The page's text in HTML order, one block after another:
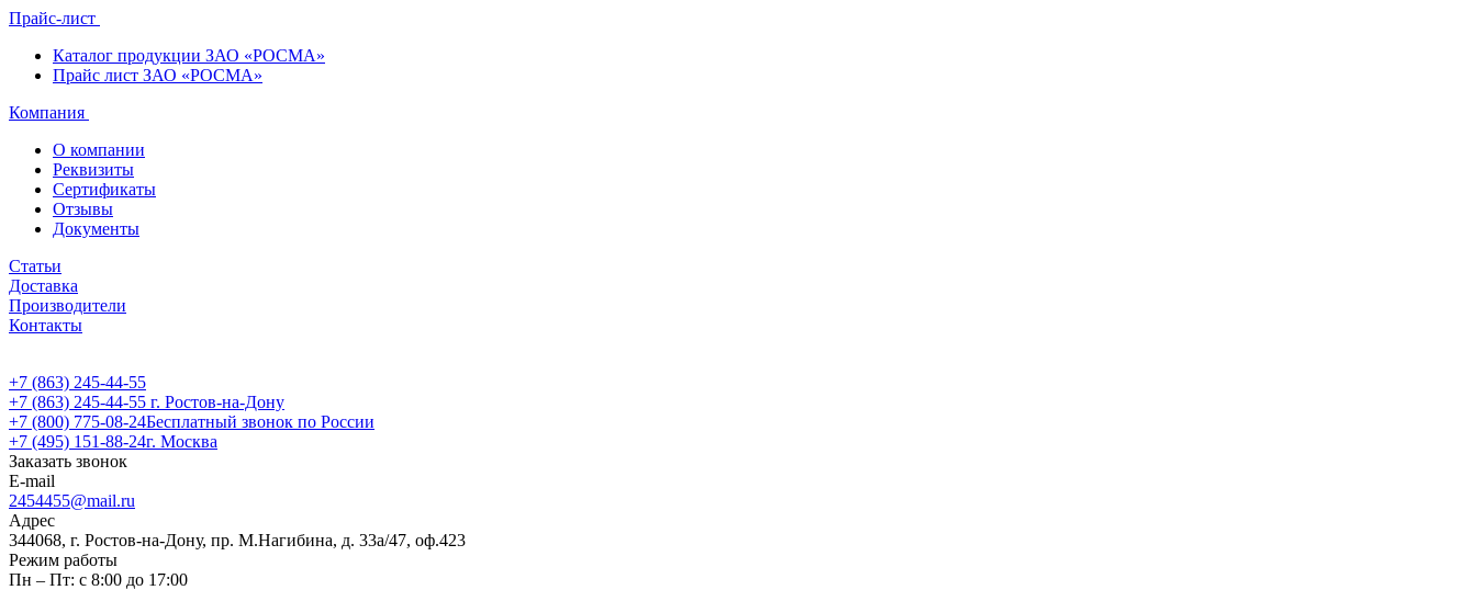
Прайс-лист
Каталог продукции ЗАО «РОСМА»
Прайс лист ЗАО «РОСМА»
Компания
О компании
Реквизиты
Сертификаты
Отзывы
Документы
Статьи
Доставка
Производители
Контакты
+7 (863) 245-44-55
+7 (863) 245-44-55 г. Ростов-на-Дону
+7 (800) 775-08-24Бесплатный звонок по России
+7 (495) 151-88-24г. Москва
Заказать звонок
E-mail
2454455@mail.ru
Адрес
344068, г. Ростов-на-Дону, пр. М.Нагибина, д. 33а/47, оф.423
Режим работы
Пн – Пт: с 8:00 до 17:00